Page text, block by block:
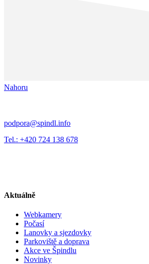
Nahoru
podpora@spindl.info
Tel.: +420 724 138 678
Aktuálně
Webkamery
Počasí
Lanovky a sjezdovky
Parkoviště a doprava
Akce ve Špindlu
Novinky